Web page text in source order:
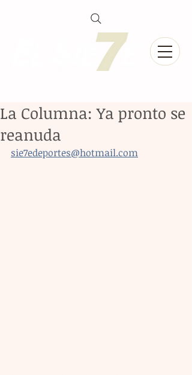
La Columna: Ya pronto se
reanuda
sie7edeportes@hotmail.com